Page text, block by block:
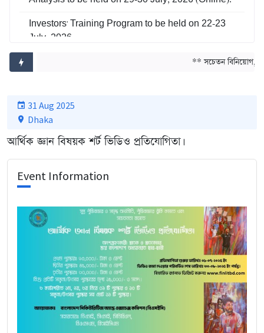
Investors' Training Program to be held on 22-23
July, 2026
Training on Risk Management in Capital Market
to be held on 29-30 June, 2026
** সচেতন বিনিয়োগ,
31 Aug 2025
Dhaka
আর্থিক জ্ঞান বিষয়ক শর্ট ভিডিও প্রতিযোগিতা।
Event Information